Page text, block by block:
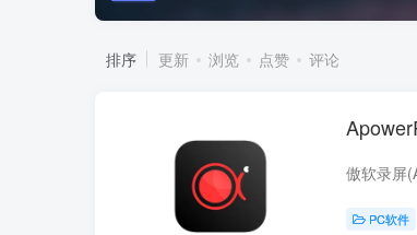
排序 更新 浏览 点赞 评论
PC软件